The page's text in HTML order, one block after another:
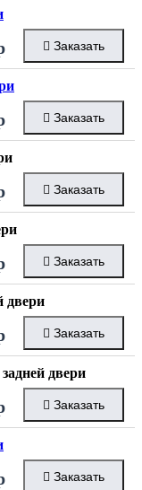
Заказать
Заказать
Заказать
Заказать
двери
Заказать
двери
Заказать
Заказать